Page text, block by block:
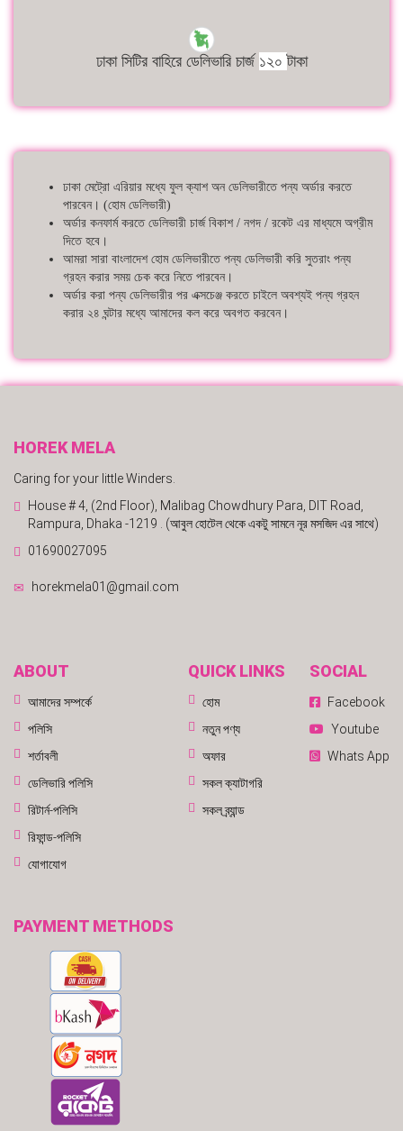
ঢাকা সিটির বাহিরে ডেলিভারি চার্জ ১২০টাকা
ঢাকা মেট্রো এরিয়ার মধ্যে ফুল ক্যাশ অন ডেলিভারীতে পন্য অর্ডার করতে
পারবেন। (হোম ডেলিভারী)
অর্ডার কনফার্ম করতে ডেলিভারী চার্জ বিকাশ / নগদ / রকেট এর মাধ্যমে অগ্রীম
দিতে হবে।
আমরা সারা বাংলাদেশ হোম ডেলিভারীতে পন্য ডেলিভারী করি সুতরাং পন্য
গ্রহন করার সময় চেক করে নিতে পারবেন।
অর্ডার করা পন্য ডেলিভারীর পর এক্সচেঞ্জ করতে চাইলে অবশ্যই পন্য গ্রহন
করার ২৪ ঘন্টার মধ্যে আমাদের কল করে অবগত করবেন।
HOREK MELA
Caring for your little Winders.
House # 4, (2nd Floor), Malibag Chowdhury Para, DIT Road,
Rampura, Dhaka -1219 . (আবুল হোটেল থেকে একটু সামনে নূর মসজিদ এর সাথে)
01690027095
horekmela01@gmail.com
ABOUT
আমাদের সম্পর্কে
পলিসি
শর্তাবলী
ডেলিভারি পলিসি
রিটার্ন-পলিসি
রিফান্ড-পলিসি
যোগাযোগ
QUICK LINKS
হোম
নতুন পণ্য
অফার
সকল ক্যাটাগরি
সকল ব্র্যান্ড
SOCIAL
Facebook
Youtube
Whats App
PAYMENT METHODS